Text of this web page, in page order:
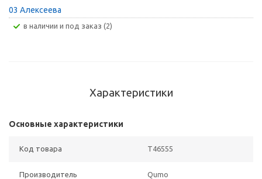
03 Алексеева
В наличии и под заказ (2)
Характеристики
Основные характеристики
Код товара T46555
Производитель Qumo